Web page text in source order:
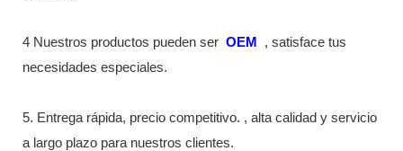
4 Nuestros productos pueden ser OEM
, satisface tus
necesidades especiales.
5. Entrega rápida, precio competitivo. , alta calidad y servicio
a largo plazo para nuestros clientes.